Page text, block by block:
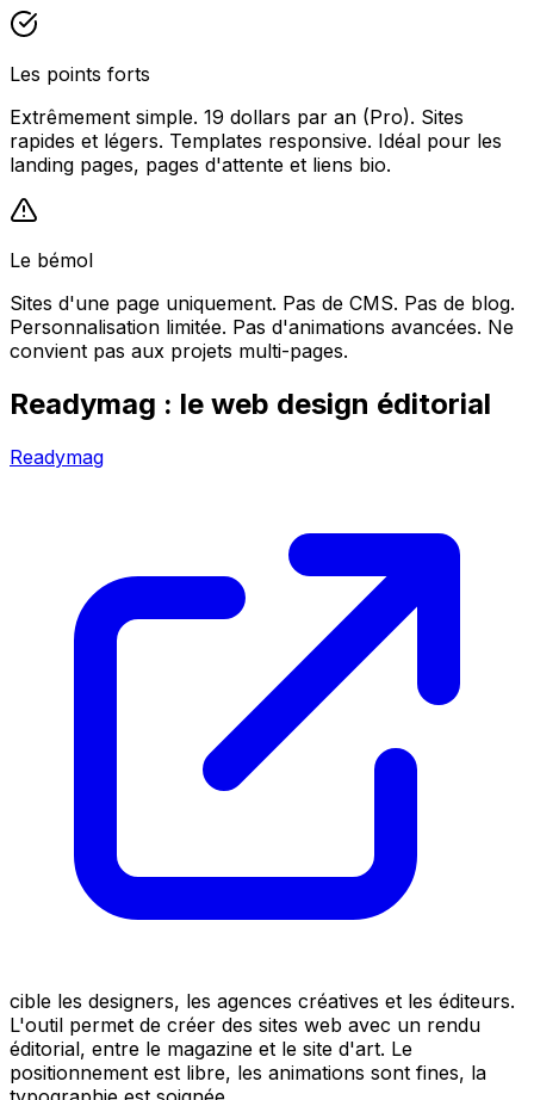
Les points forts
Extrêmement simple. 19 dollars par an (Pro). Sites
rapides et légers. Templates responsive. Idéal pour les
landing pages, pages d'attente et liens bio.
Le bémol
Sites d'une page uniquement. Pas de CMS. Pas de blog.
Personnalisation limitée. Pas d'animations avancées. Ne
convient pas aux projets multi-pages.
Readymag : le web design éditorial
Readymag
cible les designers, les agences créatives et les éditeurs.
L'outil permet de créer des sites web avec un rendu
éditorial, entre le magazine et le site d'art. Le
positionnement est libre, les animations sont fines, la